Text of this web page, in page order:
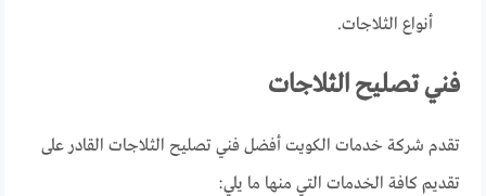
أنواع الثلاجات.
فني تصليح الثلاجات
تقدم شركة خدمات الكويت أفضل فني تصليح الثلاجات القادر على
تقديم كافة الخدمات التي منها ما يلي: